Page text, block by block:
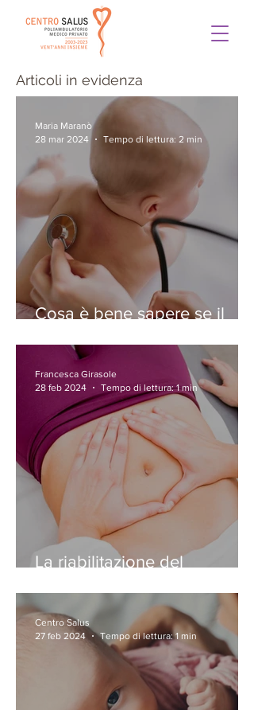
Articoli in evidenza
Cosa è bene sapere se il
bronchiolite
Maria Maranò
28 mar 2024
Tempo di lettura: 2 min
La riabilitazione del
Francesca Girasole
28 feb 2024
Tempo di lettura: 1 min
Centro Salus
27 feb 2024
Tempo di lettura: 1 min